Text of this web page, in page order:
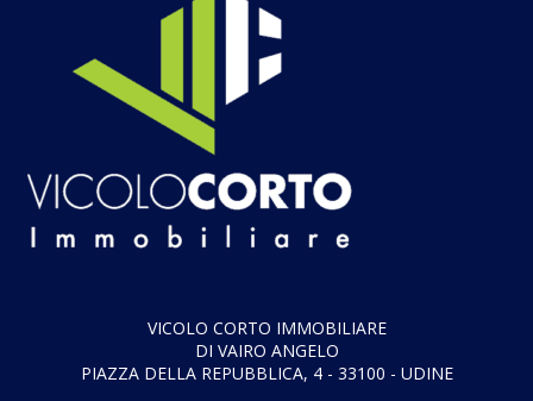
VICOLO CORTO IMMOBILIARE
DI VAIRO ANGELO
PIAZZA DELLA REPUBBLICA, 4 - 33100 - UDINE